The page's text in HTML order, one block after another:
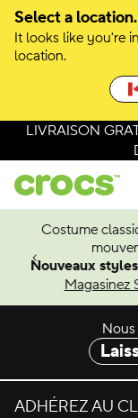
Select a location.
It looks like you're
location.
Passer à la
Passer aux
LIVRAISON
à venir
Nous
ADHÉREZ AU